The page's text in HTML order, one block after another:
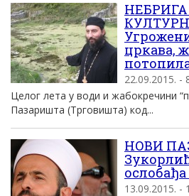
цркава,
22.09.2015. -
Целог лета у води и жабокречини
Пазаришта (Трговишта) код...
НОВИ
13.09.2015. -